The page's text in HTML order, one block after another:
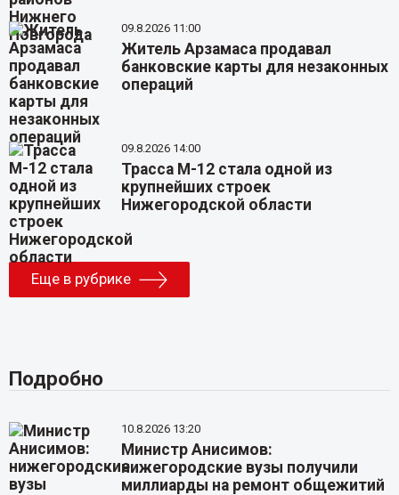
09.8.2026 11:00
Житель Арзамаса продавал
банковские карты для незаконных
операций
09.8.2026 14:00
Трасса М-12 стала одной из
крупнейших строек
Нижегородской области
Еще в рубрике
Подробно
10.8.2026 13:20
Министр Анисимов:
нижегородские вузы получили
миллиарды на ремонт общежитий